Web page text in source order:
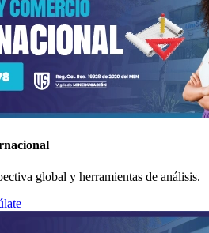
global y herramientas de análisis.